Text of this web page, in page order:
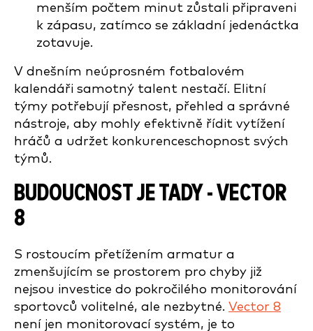
menším počtem minut zůstali připraveni
k zápasu, zatímco se základní jedenáctka
zotavuje.
V dnešním neúprosném fotbalovém
kalendáři samotný talent nestačí. Elitní
týmy potřebují přesnost, přehled a správné
nástroje, aby mohly efektivně řídit vytížení
hráčů a udržet konkurenceschopnost svých
týmů.
BUDOUCNOST JE TADY - VECTOR
8
S rostoucím přetížením armatur a
zmenšujícím se prostorem pro chyby již
nejsou investice do pokročilého monitorování
sportovců volitelné, ale nezbytné. Vector 8
není jen monitorovací systém, je to